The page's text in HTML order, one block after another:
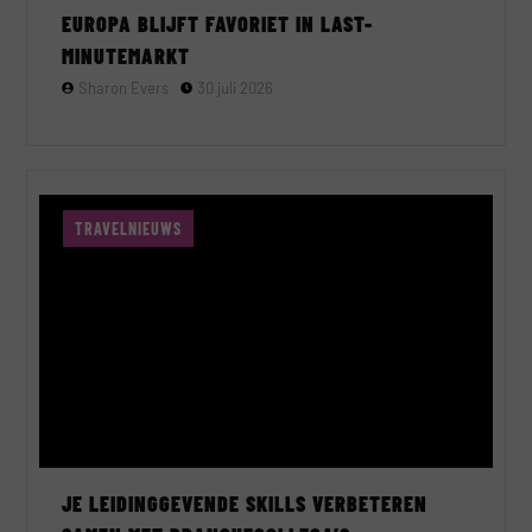
EUROPA BLIJFT FAVORIET IN LAST-
MINUTEMARKT
Sharon Evers 30 juli 2026
TRAVELNIEUWS
JE LEIDINGGEVENDE SKILLS VERBETEREN